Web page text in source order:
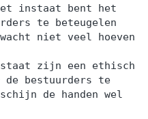
instaat bent het
te beteugelen
niet veel hoeven
staat zijn een ethisch
de bestuurders te
de handen wel